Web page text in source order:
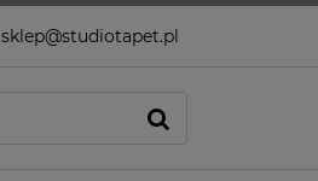
sklep@studiotapet.pl